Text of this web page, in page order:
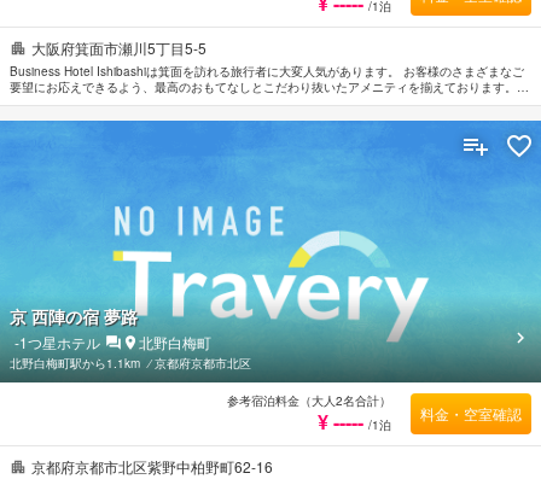
大阪府箕面市瀬川5丁目5-5
Business Hotel Ishibashiは箕面を訪れる旅行者に大変人気があります。 お客様のさまざまなご
要望にお応えできるよう、最高のおもてなしとこだわり抜いたアメニティを揃えております。
駐車場, 無料駐車場などの館内施設を思う存分ご活用ください。 贅沢なインテリアと便利なアメ
ニティを各お部屋に整えております。 当施設ではさまざまなレクリエーションをご体験いただ
けます。 Business Hotel Ishibashiはおもてなしの心と一流のサービスをご提供しています。
/1泊
京都府京都市北区紫野中柏野町62-16
京 西陣の宿 夢路
-1つ星ホテル 北野白梅町
北野白梅町駅から1.1km ⁄京都府京都市北区
参考宿泊料金（大人2名合計）
¥ ----- /1泊
料金・空室確認